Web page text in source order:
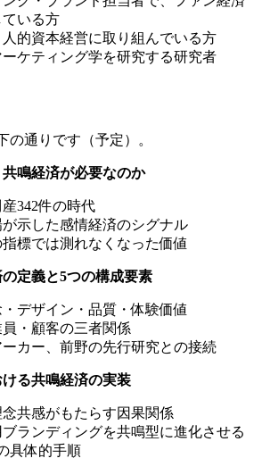
いる方
的資本経営に取り組んでいる方
ケティング学を研究する研究者
の通りです（予定）。
鳴経済が必要なのか
342件の時代
示した感情経済のシグナル
標では測れなくなった価値
定義と5つの構成要素
デザイン・品質・体験価値
・顧客の三者関係
カー、前野の先行研究との接続
る共鳴経済の実装
共感がもたらす因果関係
ランディングを共鳴型に進化させる
具体的手順